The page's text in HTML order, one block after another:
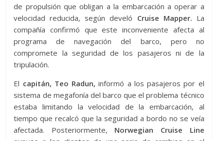
de propulsión que obligan a la embarcación a operar a
velocidad reducida, según develó Cruise Mapper. La
compañía confirmó que este inconveniente afecta al
programa de navegación del barco, pero no
compromete la seguridad de los pasajeros ni de la
tripulación.
El capitán, Teo Radun, informó a los pasajeros por el
sistema de megafonía del barco que el problema técnico
estaba limitando la velocidad de la embarcación, al
tiempo que recalcó que la seguridad a bordo no se veía
afectada. Posteriormente, Norwegian Cruise Line